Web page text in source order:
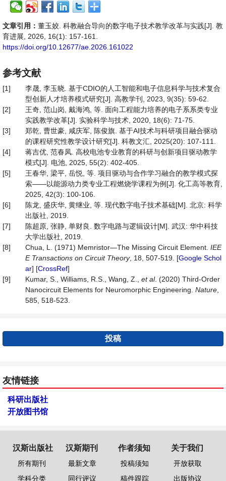
文章引用： 董玉姣. 科教融合导向的数字电子技术教学改革与实践[J]. 教
育进展, 2026, 16(1): 157-161.
https://doi.org/10.12677/ae.2026.161022
参考文献
[1]
李晟, 李玉晓. 基于CDIO的人工智能和电子信息科学与技术复合
型创新人才培养模式研究[J]. 高教学刊, 2023, 9(35): 59-62.
[2]
王奇, 范山岗, 戴海鸿, 等. 面向工程能力培养的电子系系类专业
实践教学改革[J]. 实验科学与技术, 2020, 18(6): 71-75.
[3]
郑乾, 曹世豪, 咸庆军, 陈俊旗. 基于AI技术与科研项目融合驱动
的课程研究性教学设计研究[J]. 科教文汇, 2025(20): 107-111.
[4]
蒋吉优, 范春凤. 高校电池专业教育的科研与创新项目驱动教学
模式[J]. 电池, 2025, 55(2): 402-405.
[5]
王春华, 梁平, 岳悦, 等. 项目驱动与合作学习融合的教学模式探
索——以能源动力类专业工程燃烧学课程为例[J]. 化工高等教育,
2025, 42(3): 100-106.
[6]
陈龙, 盛庆华, 黄继业, 等. 现代数字电子技术基础[M]. 北京: 科学
出版社, 2019.
[7]
陈超原, 张静, 单财良. 数字电路与逻辑设计[M]. 武汉: 华中科技
大学出版社, 2019.
[8]
Chua, L. (1971) Memristor—The Missing Circuit Element. IEE
E Transactions on Circuit Theory, 18, 507-519. [Google Schol
ar] [CrossRef]
[9]
Kumar, S., Williams, R.S., Wang, Z., et al. (2020) Third-Order
Nanocircuit Elements for Neuromorphic Engineering. Nature
585, 518-523.
投稿
友情链接
科研出版社
开放图书馆
汉斯出版社
所有期刊
学科分类
汉斯期刊
最新文章
同行评议
作者须知
投稿须知
稿件跟踪
关于我们
开放获取
出版协议